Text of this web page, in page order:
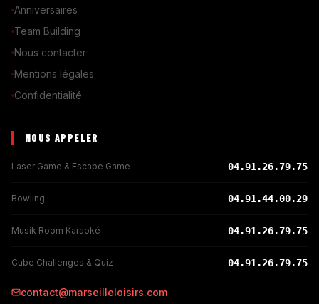
Anniversaires
Team Building
Nous contacter
Mentions légales
Confidentialité
NOUS APPELER
Laser Game & Escape Game 04.91.26.79.75
Bowling 04.91.44.00.29
Musik Room Karaoké 04.91.26.79.75
Cube Challenges & Quiz 04.91.26.79.75
contact@marseilleloisirs.com